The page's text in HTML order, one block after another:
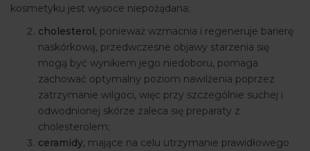
kosmetyku jest wysoce niepożądana;
cholesterol, ponieważ wzmacnia i regeneruje barierę
naskórkową, przedwczesne objawy starzenia się
mogą być wynikiem jego niedoboru, pomaga
zachować optymalny poziom nawilżenia poprzez
zatrzymanie wilgoci, więc przy szczególnie suchej i
odwodnionej skórze zaleca się preparaty z
cholesterolem;
ceramidy, mające na celu utrzymanie prawidłowego